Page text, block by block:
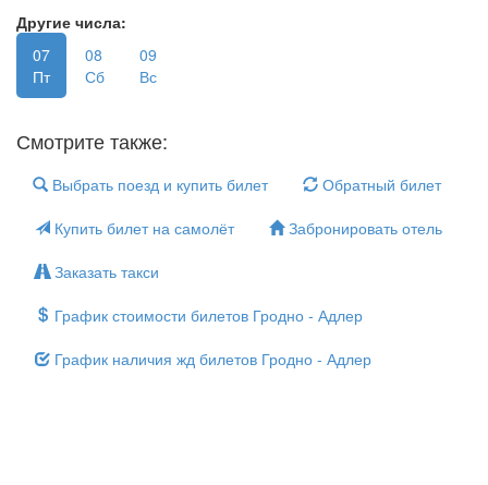
Другие числа:
07
Пт
08
Сб
09
Вс
Смотрите также:
Выбрать поезд и купить билет
Обратный билет
Купить билет на самолёт
Забронировать отель
Заказать такси
График стоимости билетов Гродно - Адлер
График наличия жд билетов Гродно - Адлер